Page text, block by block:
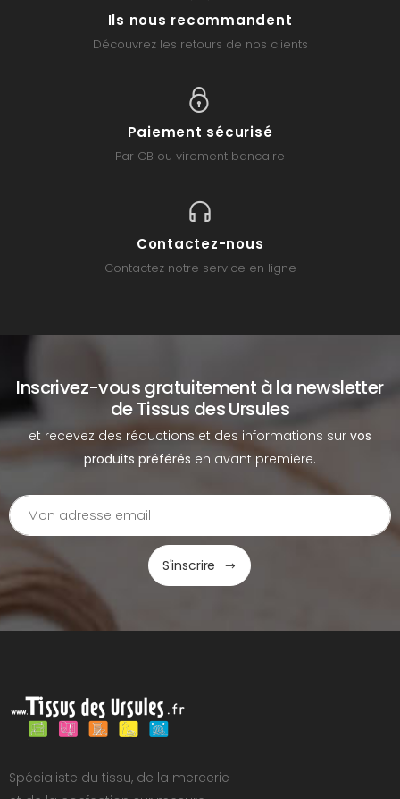
Ils nous recommandent
Découvrez les retours de nos clients
Paiement sécurisé
Par CB ou virement bancaire
Contactez-nous
Contactez notre service en ligne
Inscrivez-vous gratuitement à la newsletter
de Tissus des Ursules
et recevez des réductions et des informations sur vos
produits préférés en avant première.
S'inscrire
Spécialiste du tissu, de la mercerie